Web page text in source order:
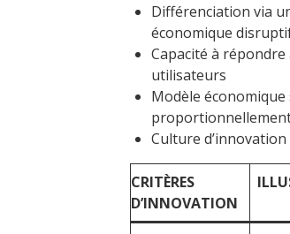
Différenciation via
économique
Capacité à
utilisateurs
Modèle
Culture
CRITÈRES
D’INNOVATION